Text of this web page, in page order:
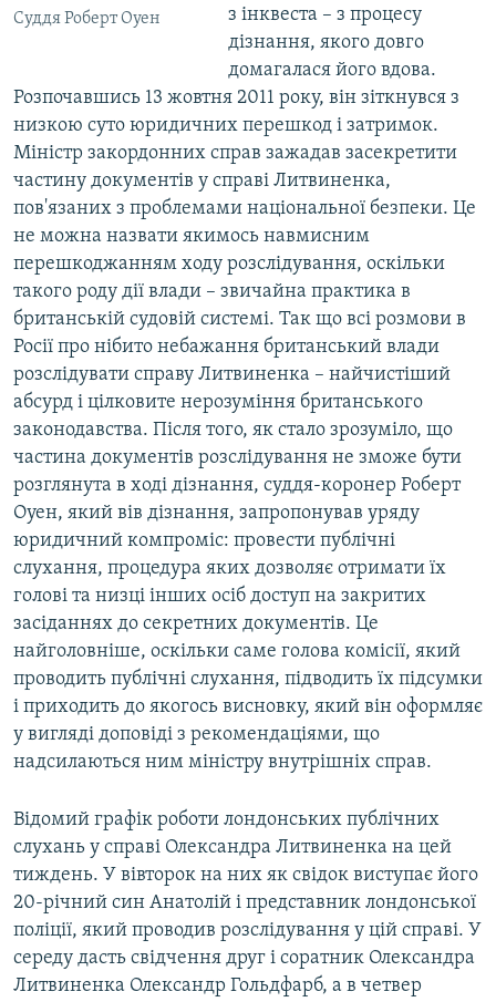
Суддя Роберт Оуен
з інквеста – з процесу
дізнання, якого довго
домагалася його вдова.
Розпочавшись 13 жовтня 2011 року, він зіткнувся з
низкою суто юридичних перешкод і затримок.
Міністр закордонних справ зажадав засекретити
частину документів у справі Литвиненка,
пов'язаних з проблемами національної безпеки. Це
не можна назвати якимось навмисним
перешкоджанням ходу розслідування, оскільки
такого роду дії влади – звичайна практика в
британській судовій системі. Так що всі розмови в
Росії про нібито небажання британський влади
розслідувати справу Литвиненка – найчистіший
абсурд і цілковите нерозуміння британського
законодавства. Після того, як стало зрозуміло, що
частина документів розслідування не зможе бути
розглянута в ході дізнання, суддя-коронер Роберт
Оуен, який вів дізнання, запропонував уряду
юридичний компроміс: провести публічні
слухання, процедура яких дозволяє отримати їх
голові та низці інших осіб доступ на закритих
засіданнях до секретних документів. Це
найголовніше, оскільки саме голова комісії, який
проводить публічні слухання, підводить їх підсумки
і приходить до якогось висновку, який він оформляє
у вигляді доповіді з рекомендаціями, що
надсилаються ним міністру внутрішніх справ.
Відомий графік роботи лондонських публічних
слухань у справі Олександра Литвиненка на цей
тиждень. У вівторок на них як свідок виступає його
20-річний син Анатолій і представник лондонської
поліції, який проводив розслідування у цій справі. У
середу дасть свідчення друг і соратник Олександра
Литвиненка Олександр Гольдфарб, а в четвер